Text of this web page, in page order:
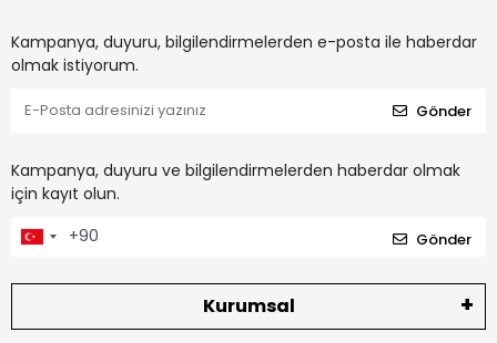
Kampanya, duyuru, bilgilendirmelerden e-posta ile haberdar
olmak istiyorum.
Gönder
Kampanya, duyuru ve bilgilendirmelerden haberdar olmak
için kayıt olun.
Gönder
Kurumsal